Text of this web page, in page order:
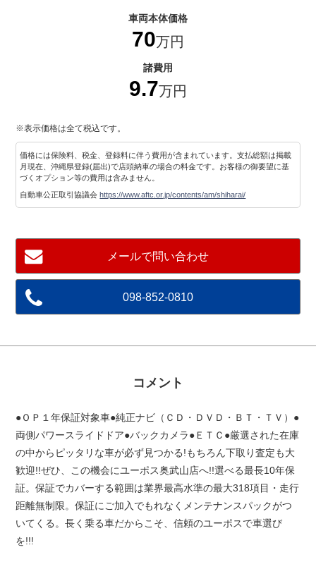
車両本体価格
70万円
諸費用
9.7万円
※表示価格は全て税込です。
価格には保険料、税金、登録料に伴う費用が含まれています。支払総額は掲載
月現在、沖縄県登録(届出)で店頭納車の場合の料金です。お客様の御要望に基
づくオプション等の費用は含みません。
自動車公正取引協議会https://www.aftc.or.jp/contents/am/shiharai/
メールで問い合わせ
098-852-0810
コメント
●ＯＰ１年保証対象車●純正ナビ（ＣＤ・ＤＶＤ・ＢＴ・ＴＶ）●
両側パワースライドドア●バックカメラ●ＥＴＣ●厳選された在庫
の中からピッタリな車が必ず見つかる!もちろん下取り査定も大
歓迎!!ぜひ、この機会にユーポス奥武山店へ!!選べる最長10年保
証。保証でカバーする範囲は業界最高水準の最大318項目・走行
距離無制限。保証にご加入でもれなくメンテナンスパックがつ
いてくる。長く乗る車だからこそ、信頼のユーポスで車選び
を!!!